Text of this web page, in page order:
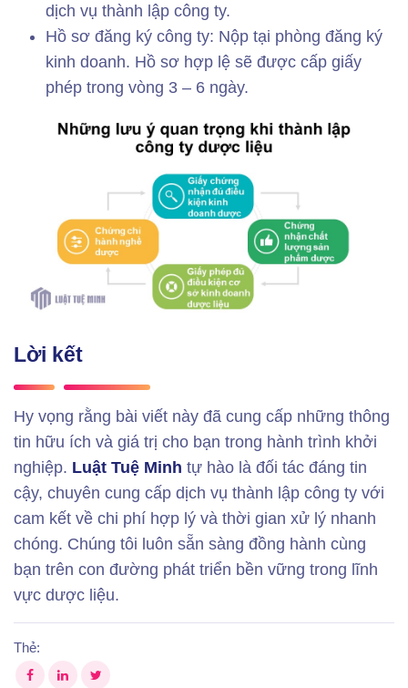
dịch vụ thành lập công ty.
Hồ sơ đăng ký công ty: Nộp tại phòng đăng ký
kinh doanh. Hồ sơ hợp lệ sẽ được cấp giấy
phép trong vòng 3 – 6 ngày.
Lời kết
Hy vọng rằng bài viết này đã cung cấp những thông
tin hữu ích và giá trị cho bạn trong hành trình khởi
nghiệp. Luật Tuệ Minh tự hào là đối tác đáng tin
cậy, chuyên cung cấp dịch vụ thành lập công ty với
cam kết về chi phí hợp lý và thời gian xử lý nhanh
chóng. Chúng tôi luôn sẵn sàng đồng hành cùng
bạn trên con đường phát triển bền vững trong lĩnh
vực dược liệu.
Thẻ: